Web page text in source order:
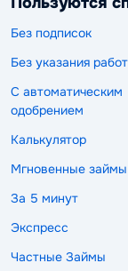
Без подписок
Без указания
С автоматическим
одобрением
Калькулятор
Мгновенные займы
За 5 минут
Экспресс
Частные Займы